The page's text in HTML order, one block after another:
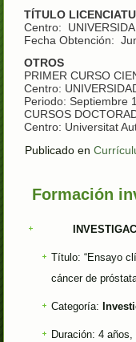
TÍTULO
Centro:
Fecha Obtención:
OTROS
PRIMER CURSO
Centro:
Periodo: Septiembre
CURSOS
Centro: Universitat
Publicado en
Formación
Título: “Ensayo
cáncer de
Categoría:
Duración: 4